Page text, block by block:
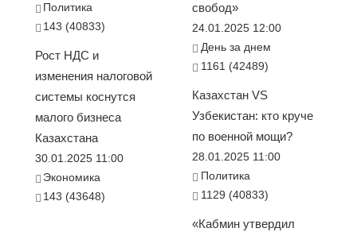
Политика
143 (40833)
Рост НДС и
изменения налоговой
системы коснутся
малого бизнеса
Казахстана
30.01.2025 11:00
Экономика
143 (43648)
свобод»
24.01.2025 12:00
День за днем
1161 (42489)
Казахстан VS
Узбекистан: кто круче
по военной мощи?
28.01.2025 11:00
Политика
1129 (40833)
«Кабмин утвердил